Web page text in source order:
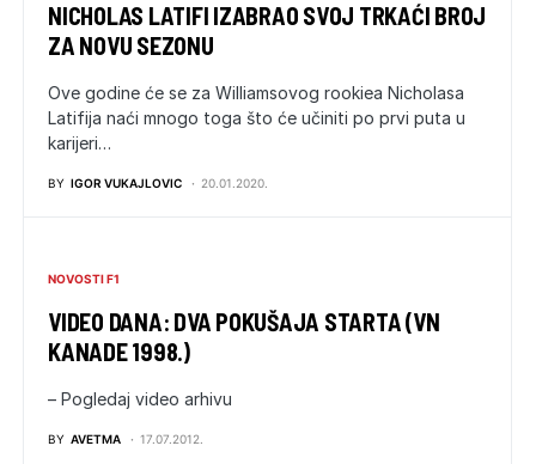
NICHOLAS LATIFI IZABRAO SVOJ TRKAĆI BROJ
ZA NOVU SEZONU
Ove godine će se za Williamsovog rookiea Nicholasa
Latifija naći mnogo toga što će učiniti po prvi puta u
karijeri…
BY IGOR VUKAJLOVIC 20.01.2020.
NOVOSTI F1
VIDEO DANA: DVA POKUŠAJA STARTA (VN
KANADE 1998.)
– Pogledaj video arhivu
BY AVETMA 17.07.2012.